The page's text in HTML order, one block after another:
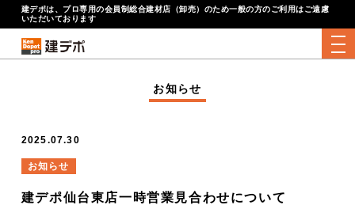
建デポは、プロ専用の会員制総合建材店（卸売）のため一般の方のご利用はご遠慮
いただいております
お知らせ
2025.07.30
お知らせ
建デポ仙台東店一時営業見合わせについて